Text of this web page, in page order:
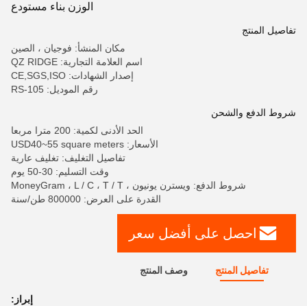
الوزن بناء مستودع
تفاصيل المنتج
مكان المنشأ: فوجيان ، الصين
اسم العلامة التجارية: QZ RIDGE
إصدار الشهادات: CE,SGS,ISO
رقم الموديل: RS-105
شروط الدفع والشحن
الحد الأدنى لكمية: 200 مترا مربعا
الأسعار: USD40~55 square meters
تفاصيل التغليف: تغليف عارية
وقت التسليم: 30-50 يوم
شروط الدفع: ويسترن يونيون ، MoneyGram ، L / C ، T / T
القدرة على العرض: 800000 طن/سنة
احصل على أفضل سعر
تفاصيل المنتج وصف المنتج
إبراز: